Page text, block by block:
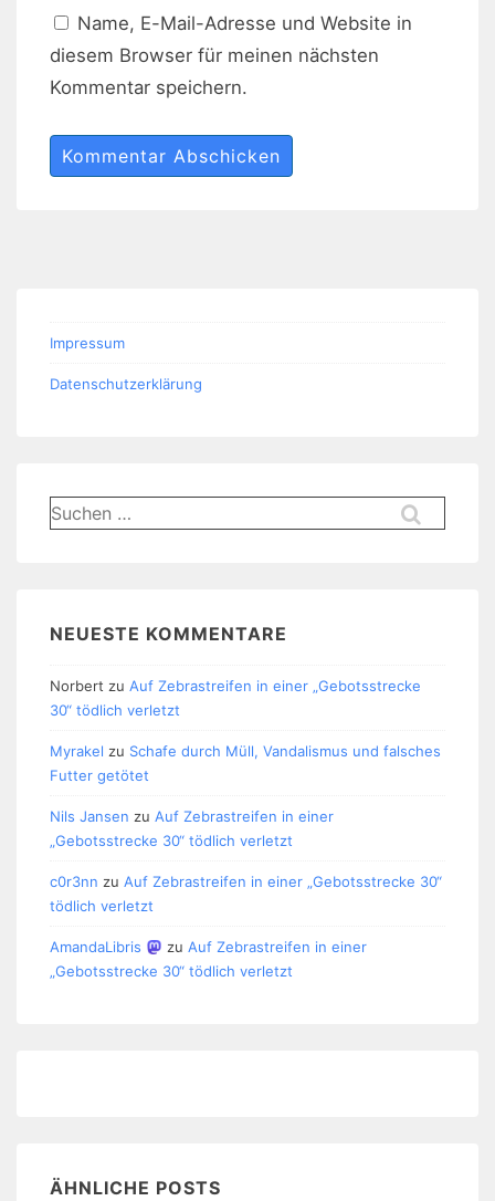
Name, E-Mail-Adresse und Website in
diesem Browser für meinen nächsten
Kommentar speichern.
Impressum
Datenschutzerklärung
Suchen
nach:
NEUESTE KOMMENTARE
Norbert zu Auf Zebrastreifen in einer „Gebotsstrecke
30“ tödlich verletzt
Myrakel zu Schafe durch Müll, Vandalismus und falsches
Futter getötet
Nils Jansen zu Auf Zebrastreifen in einer
„Gebotsstrecke 30“ tödlich verletzt
c0r3nn zu Auf Zebrastreifen in einer „Gebotsstrecke 30“
tödlich verletzt
AmandaLibris zu Auf Zebrastreifen in einer
„Gebotsstrecke 30“ tödlich verletzt
ÄHNLICHE POSTS